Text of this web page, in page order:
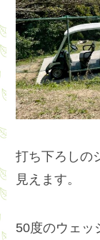
打ち下ろしの
見えます。
50度のウェッ